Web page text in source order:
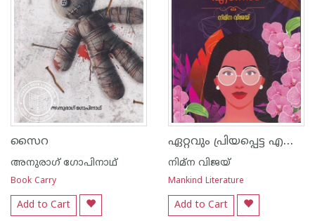
സൈറ
അനുരാഗ് ഗോപിനാഥ്
Book Carry
Add to Cart
ഏറ്റവും പ്രിയപ്പെട്ട എന്നോട്
നിമ്ന വിജയ്
Mankind Literature
Add to Cart